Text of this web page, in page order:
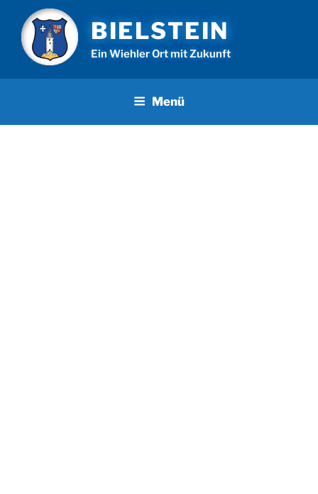
Inhalt
springen
BIELSTEIN
Ein Wiehler Ort mit Zukunft
Menü